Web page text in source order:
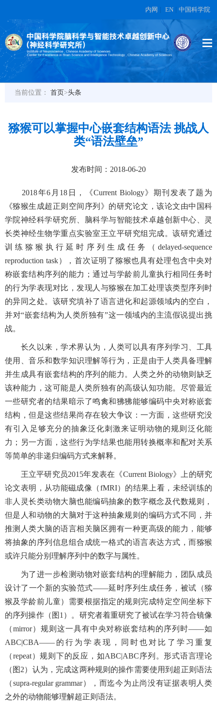
内网 EN 中国科学院
当前位置： 首页>头条
猕猴可以掌握中心嵌套结构语法 挑战人
类“语法壁垒”
发布时间：2018-06-20
2018年6月18日，《Current Biology》期刊发表了题为
《猕猴生成超正则空间序列》的研究论文，该论文由中国科
学院神经科学研究所、脑科学与智能技术卓越创新中心、灵
长类神经生物学重点实验室王立平研究组完成。该研究通过
训练猕猴执行延时序列生成任务（delayed-sequence
reproduction task），首次证明了猕猴也具有处理包含中央对
称嵌套结构序列的能力；通过与学龄前儿童执行相同任务时
的行为学表现对比，发现人与猕猴在加工处理该类型序列时
的异同之处。该研究填补了语言进化和起源领域内的空白，
并对“嵌套结构为人类所独有”这一领域内的主流假说提出挑
战。
长久以来，学术界认为，人类可以具有序列学习、工具
使用、音乐和数学知识理解等行为，正是由于人类具备理解
并生成具有嵌套结构的序列的能力。人类之外的动物则缺乏
该种能力，这可能是人类所独有的高级认知功能。尽管最近
一些研究者的结果暗示了鸣禽和狒狒能够编码中央对称嵌套
结构，但是这些结果尚存在较大争议：一方面，这些研究没
有引入足够充分的抽象泛化刺激来证明动物的规则泛化能
力；另一方面，这些行为学结果也能用转换概率和配对关系
等简单的非递归编码方式来解释。
王立平研究员2015年发表在《Current Biology》上的研究
论文表明，从功能磁成像（fMRI）的结果上看，未经训练的
非人灵长类动物大脑也能编码抽象的数字概念及代数规则，
但是人和动物的大脑对于这种抽象规则的编码方式不同，并
推测人类大脑的语言相关脑区拥有一种更高级的能力，能够
将抽象的序列信息组合成统一格式的语言表达方式，而猕猴
或许只能分别理解序列中的数字与属性。
为了进一步检测动物对嵌套结构的理解能力，团队成员
设计了一个新的实验范式——延时序列生成任务，被试（猕
猴及学龄前儿童）需要根据指定的规则完成特定空间坐标下
的序列操作（图1）。研究者着重研究了被试在学习符合镜像
（mirror）规则这一具有中央对称嵌套结构的序列时——如
ABC|CBA——的行为学表现，同时也对比了学习重复
（repeat）规则下的反应，如ABC|ABC序列。形式语言理论
（图2）认为，完成这两种规则的操作需要使用到超正则语法
（supra-regular grammar），而迄今为止尚没有证据表明人类
之外的动物能够理解超正则语法。